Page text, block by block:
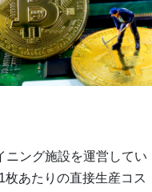
ニング施設を運営してい
あたりの直接生産コス